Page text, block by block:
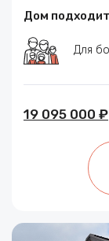
Дом
Для
19 095 000 ₽